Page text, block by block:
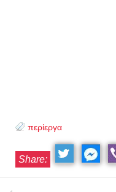
περίεργα
Share: